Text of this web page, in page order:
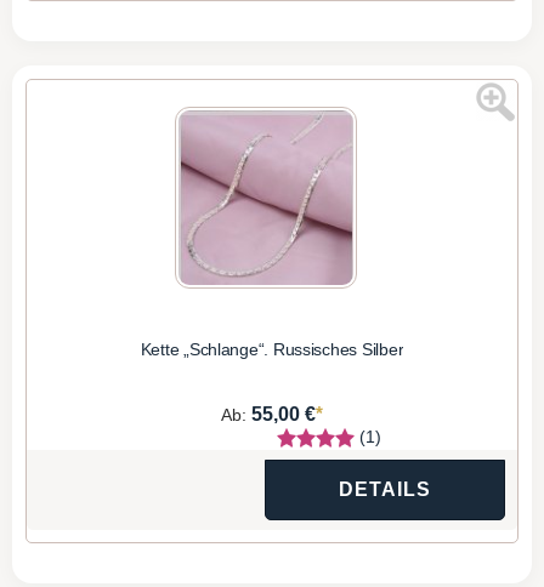
Kette „Schlange“. Russisches Silber
Ab: 55,00 €*
(1)
DETAILS